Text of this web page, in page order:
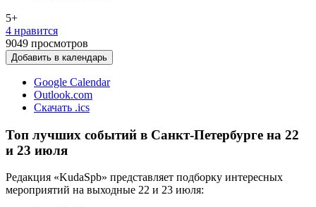
5+
4 нравится
9049 просмотров
Добавить в календарь
Google Calendar
Outlook.com
Скачать .ics
Топ лучших событий в Санкт-Петербурге на 22
и 23 июля
Редакция «KudaSpb» представляет подборку интересных
мероприятий на выходные 22 и 23 июля: